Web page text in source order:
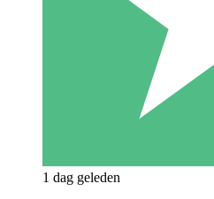
1 dag geleden